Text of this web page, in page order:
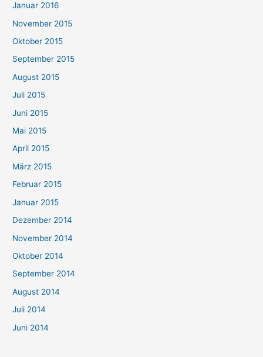
Januar 2016
November 2015
Oktober 2015
September 2015
August 2015
Juli 2015
Juni 2015
Mai 2015
April 2015
März 2015
Februar 2015
Januar 2015
Dezember 2014
November 2014
Oktober 2014
September 2014
August 2014
Juli 2014
Juni 2014